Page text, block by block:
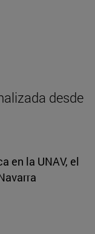
desde
en la UNAV, el